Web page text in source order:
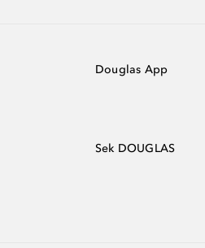
Douglas App
Sek DOUGLAS